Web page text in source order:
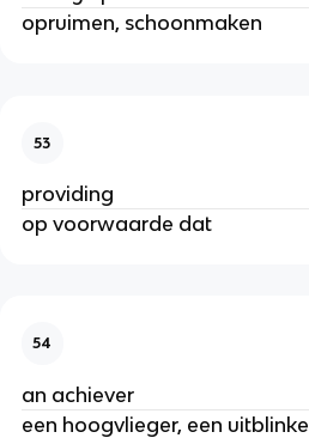
opruimen, schoonmaken
53
providing
op voorwaarde dat
54
an achiever
een hoogvlieger, een